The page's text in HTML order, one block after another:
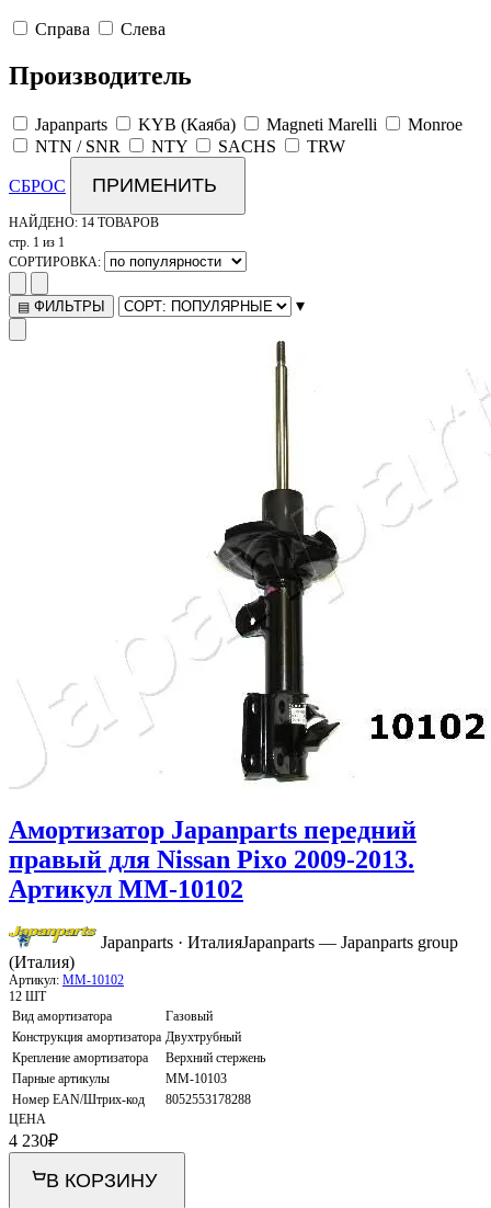
Справа Слева
Производитель
Japanparts KYB (Каяба) Magneti Marelli
Monroe
NTN / SNR
NTY SACHS TRW
СБРОС ПРИМЕНИТЬ
НАЙДЕНО: 14 ТОВАРОВ
стр. 1 из 1
СОРТИРОВКА:
▤ ФИЛЬТРЫ ▾
Амортизатор Japanparts передний
правый для Nissan Pixo 2009-2013.
Артикул MM-10102
Japanparts · ИталияJapanparts — Japanparts group
(Италия)
Артикул: MM-10102
12 ШТ
Вид амортизатора
Газовый
Конструкция амортизатора Двухтрубный
Крепление амортизатора
Верхний стержень
Парные артикулы
MM-10103
Номер EAN/Штрих-код
8052553178288
ЦЕНА
4 230₽
В КОРЗИНУ